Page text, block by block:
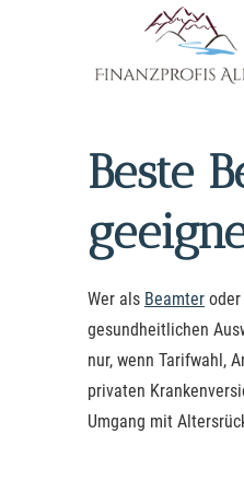
Beste
Wer als Beamter oder
gesundheitlichen
nur, wenn Tarifwahl,
privaten
Umgang mit